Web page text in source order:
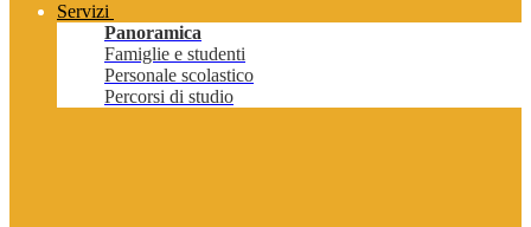
Servizi
Panoramica
Famiglie e studenti
Personale scolastico
Percorsi di studio